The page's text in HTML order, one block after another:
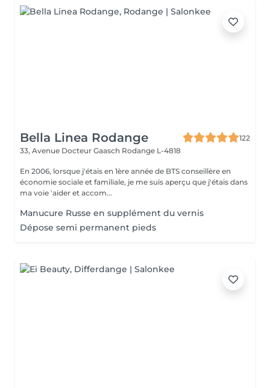
Bella Linea Rodange
122
33, Avenue Docteur Gaasch Rodange L-4818
En 2006, lorsque j'étais en 1ère année de BTS conseillère en
économie sociale et familiale, je me suis aperçu que j'étais dans
ma voie 'aider et accom...
Manucure Russe en supplément du vernis
Dépose semi permanent pieds